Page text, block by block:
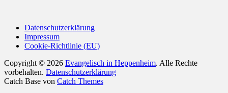
Datenschutzerklärung
Impressum
Cookie-Richtlinie (EU)
Copyright © 2026 Evangelisch in Heppenheim. Alle Rechte
vorbehalten. Datenschutzerklärung
Catch Base von Catch Themes